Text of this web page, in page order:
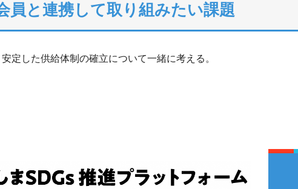
員と連携して取り組みたい課題
定した供給体制の確立について一緒に考える。